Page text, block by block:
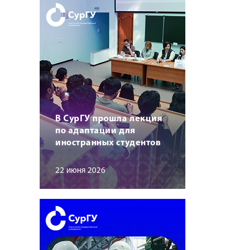
В СурГУ прошла лекция
по адаптации для
иностранных студентов
22 июня 2026